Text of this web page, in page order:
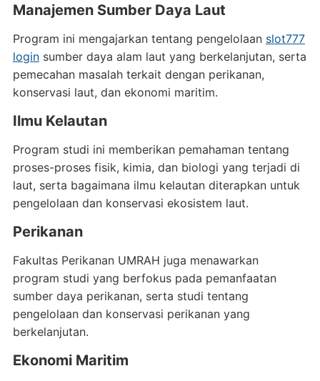
Manajemen Sumber Daya Laut
Program ini mengajarkan tentang pengelolaan slot777
loginsumber daya alam laut yang berkelanjutan, serta
pemecahan masalah terkait dengan perikanan,
konservasi laut, dan ekonomi maritim.
Ilmu Kelautan
Program studi ini memberikan pemahaman tentang
proses-proses fisik, kimia, dan biologi yang terjadi di
laut, serta bagaimana ilmu kelautan diterapkan untuk
pengelolaan dan konservasi ekosistem laut.
Perikanan
Fakultas Perikanan UMRAH juga menawarkan
program studi yang berfokus pada pemanfaatan
sumber daya perikanan, serta studi tentang
pengelolaan dan konservasi perikanan yang
berkelanjutan.
Ekonomi Maritim